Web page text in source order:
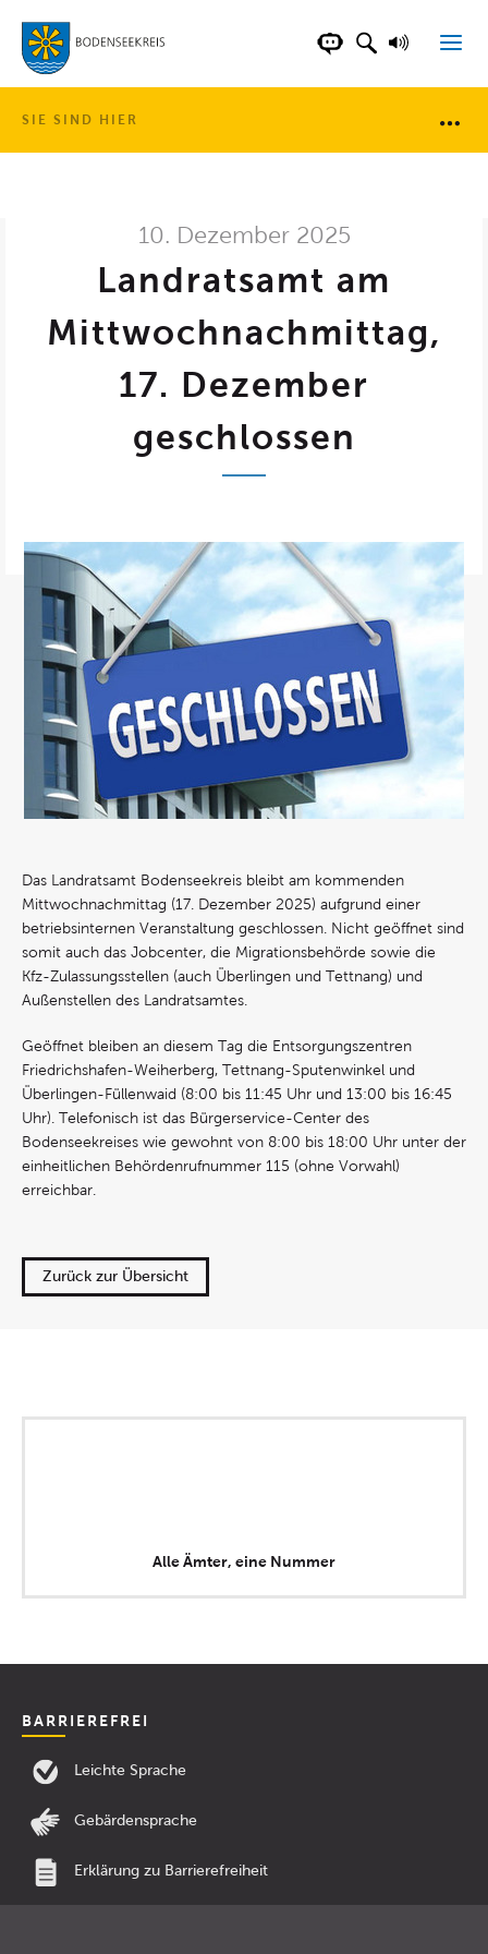
LANDKREISCHATBOT DER
SUCHFELD
SIE SIND HIER
10. Dezember 2025
Landratsamt am
Mittwochnachmittag,
17. Dezember
geschlossen
Das Landratsamt Bodenseekreis bleibt am kommenden
Mittwochnachmittag (17. Dezember 2025) aufgrund einer
betriebsinternen Veranstaltung geschlossen. Nicht geöffnet sind
somit auch das Jobcenter, die Migrationsbehörde sowie die
Kfz-Zulassungsstellen (auch Überlingen und Tettnang) und
Außenstellen des Landratsamtes.
Geöffnet bleiben an diesem Tag die Entsorgungszentren
Friedrichshafen-Weiherberg, Tettnang-Sputenwinkel und
Überlingen-Füllenwaid (8:00 bis 11:45 Uhr und 13:00 bis 16:45
Uhr). Telefonisch ist das Bürgerservice-Center des
Bodenseekreises wie gewohnt von 8:00 bis 18:00 Uhr unter der
einheitlichen Behördenrufnummer 115 (ohne Vorwahl)
erreichbar.
Zurück zur Übersicht
Alle Ämter, eine Nummer
BARRIEREFREI
Leichte Sprache
Gebärdensprache
Erklärung zu Barrierefreiheit